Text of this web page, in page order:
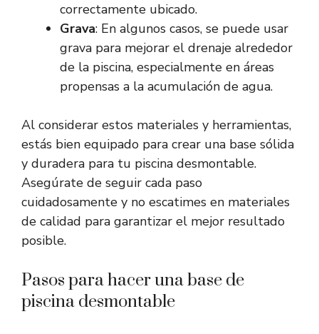
correctamente ubicado.
Grava: En algunos casos, se puede usar
grava para mejorar el drenaje alrededor
de la piscina, especialmente en áreas
propensas a la acumulación de agua.
Al considerar estos materiales y herramientas,
estás bien equipado para crear una base sólida
y duradera para tu piscina desmontable.
Asegúrate de seguir cada paso
cuidadosamente y no escatimes en materiales
de calidad para garantizar el mejor resultado
posible.
Pasos para hacer una base de
piscina desmontable